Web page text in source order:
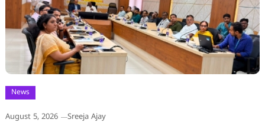
News
August 5, 2026 Sreeja Ajay